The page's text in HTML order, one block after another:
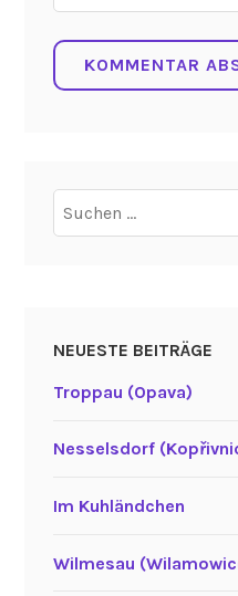
Suchen
nach:
NEUESTE BEITRÄGE
Troppau (Opava)
Nesselsdorf
Im Kuhländchen
Wilmesau